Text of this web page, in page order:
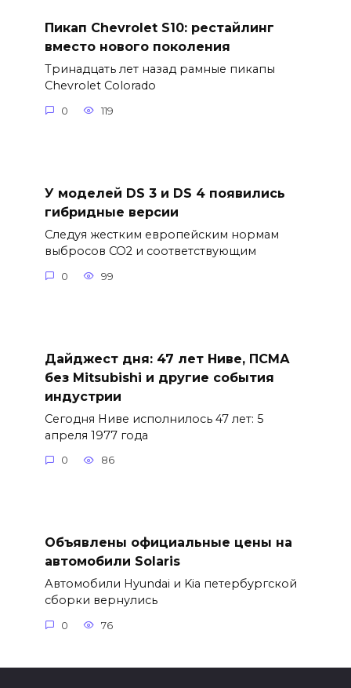
Пикап Chevrolet S10: рестайлинг
вместо нового поколения
Тринадцать лет назад рамные пикапы
Chevrolet Colorado
0 119
У моделей DS 3 и DS 4 появились
гибридные версии
Следуя жестким европейским нормам
выбросов CO2 и соответствующим
0 99
Дайджест дня: 47 лет Ниве, ПСМА
без Mitsubishi и другие события
индустрии
Сегодня Ниве исполнилось 47 лет: 5
апреля 1977 года
0 86
Объявлены официальные цены на
автомобили Solaris
Автомобили Hyundai и Kia петербургской
сборки вернулись
0 76